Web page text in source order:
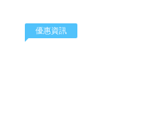
優惠資訊